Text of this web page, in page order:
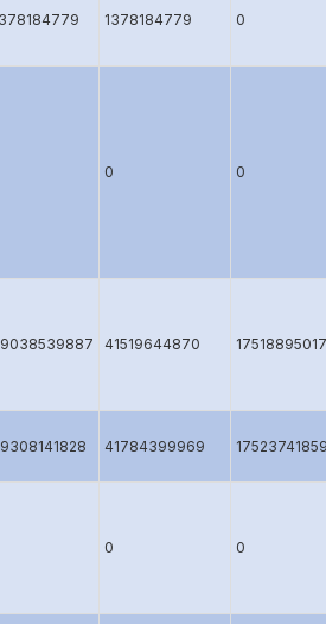
1378184779 0
0 0
41519644870 17518895017
41784399969
0 0